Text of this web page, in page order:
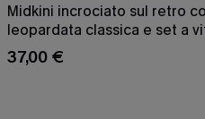
Midkini incrociato sul retro
leopardata classica e set a
37,00 €